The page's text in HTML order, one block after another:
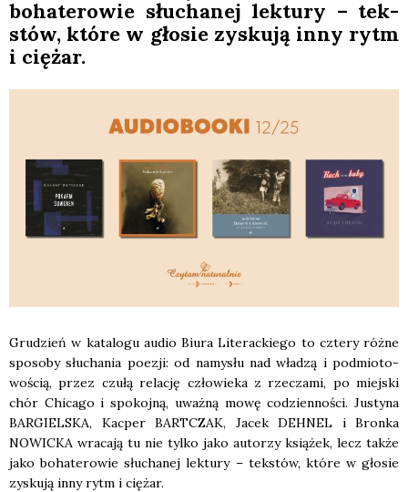
boha­te­ro­wie słu­cha­nej lek­tu­ry – tek­
stów, któ­re w gło­sie zysku­ją inny rytm
i cię­żar.
Gru­dzień w kata­lo­gu audio Biu­ra Lite­rac­kie­go to czte­ry róż­ne
spo­so­by słu­cha­nia poezji: od namy­słu nad wła­dzą i pod­mio­to­
wo­ścią, przez czu­łą rela­cję czło­wie­ka z rze­cza­mi, po miej­ski
chór Chi­ca­go i spo­koj­ną, uważ­ną mowę codzien­no­ści. Justy­na
BARGIELSKA, Kac­per BARTCZAK, Jacek DEHNEL i Bron­ka
NOWICKA wra­ca­ją tu nie tyl­ko jako auto­rzy ksią­żek, lecz tak­że
jako boha­te­ro­wie słu­cha­nej lek­tu­ry – tek­stów, któ­re w gło­sie
zysku­ją inny rytm i cię­żar.